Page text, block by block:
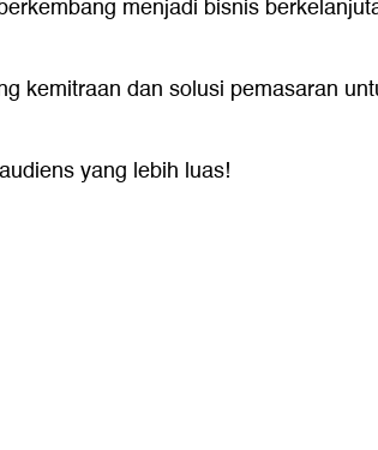
menjadi bisnis
kemitraan dan solusi pemasaran
yang lebih luas!